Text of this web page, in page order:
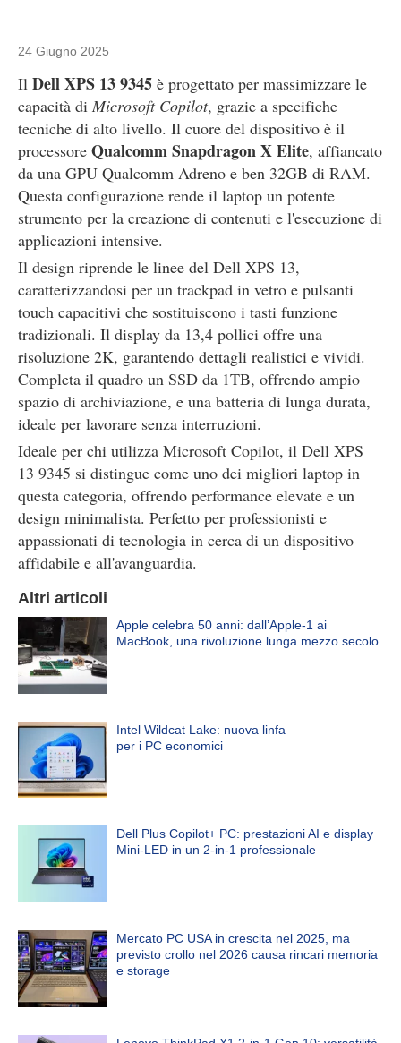
24 Giugno 2025
Il Dell XPS 13 9345 è progettato per massimizzare le
capacità di Microsoft Copilot, grazie a specifiche
tecniche di alto livello. Il cuore del dispositivo è il
processore Qualcomm Snapdragon X Elite, affiancato
da una GPU Qualcomm Adreno e ben 32GB di RAM.
Questa configurazione rende il laptop un potente
strumento per la creazione di contenuti e l'esecuzione di
applicazioni intensive.
Il design riprende le linee del Dell XPS 13,
caratterizzandosi per un trackpad in vetro e pulsanti
touch capacitivi che sostituiscono i tasti funzione
tradizionali. Il display da 13,4 pollici offre una
risoluzione 2K, garantendo dettagli realistici e vividi.
Completa il quadro un SSD da 1TB, offrendo ampio
spazio di archiviazione, e una batteria di lunga durata,
ideale per lavorare senza interruzioni.
Ideale per chi utilizza Microsoft Copilot, il Dell XPS
13 9345 si distingue come uno dei migliori laptop in
questa categoria, offrendo performance elevate e un
design minimalista. Perfetto per professionisti e
appassionati di tecnologia in cerca di un dispositivo
affidabile e all'avanguardia.
Altri articoli
Apple celebra 50 anni: dall’Apple-1 ai
MacBook, una rivoluzione lunga mezzo secolo
Intel Wildcat Lake: nuova linfa
per i PC economici
Dell Plus Copilot+ PC: prestazioni AI e display
Mini-LED in un 2-in-1 professionale
Mercato PC USA in crescita nel 2025, ma
previsto crollo nel 2026 causa rincari memoria
e storage